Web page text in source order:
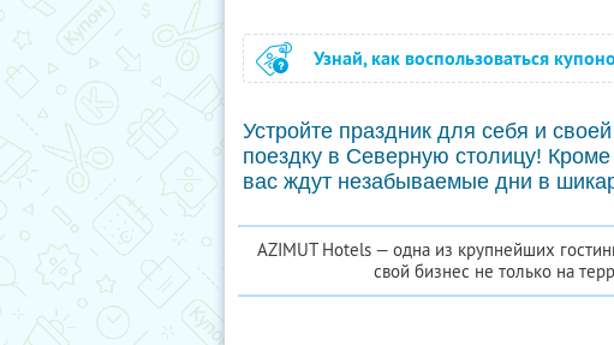
Узнай, как воспользоваться
Устройте праздник для себя и
поездку в Северную столицу!
вас ждут незабываемые дни в
AZIMUT Hotels — одна из крупнейших
свой бизнес не только на